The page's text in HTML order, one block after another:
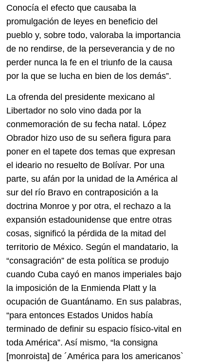
Conocía el efecto que causaba la
promulgación de leyes en beneficio del
pueblo y, sobre todo, valoraba la importancia
de no rendirse, de la perseverancia y de no
perder nunca la fe en el triunfo de la causa
por la que se lucha en bien de los demás”.
La ofrenda del presidente mexicano al
Libertador no solo vino dada por la
conmemoración de su fecha natal. López
Obrador hizo uso de su señera figura para
poner en el tapete dos temas que expresan
el ideario no resuelto de Bolívar. Por una
parte, su afán por la unidad de la América al
sur del río Bravo en contraposición a la
doctrina Monroe y por otra, el rechazo a la
expansión estadounidense que entre otras
cosas, significó la pérdida de la mitad del
territorio de México. Según el mandatario, la
“consagración” de esta política se produjo
cuando Cuba cayó en manos imperiales bajo
la imposición de la Enmienda Platt y la
ocupación de Guantánamo. En sus palabras,
“para entonces Estados Unidos había
terminado de definir su espacio físico-vital en
toda América”. Así mismo, “la consigna
[monroista] de ´América para los americanos`